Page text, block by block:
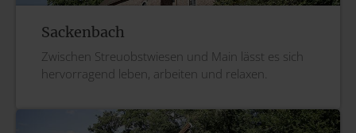
Sackenbach
Zwischen Streuobstwiesen und Main lässt es sich
hervorragend leben, arbeiten und relaxen.